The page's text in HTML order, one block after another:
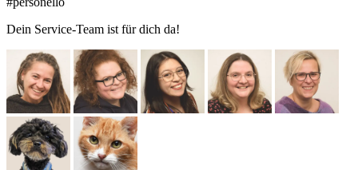
Dein Service-Team ist für dich da!